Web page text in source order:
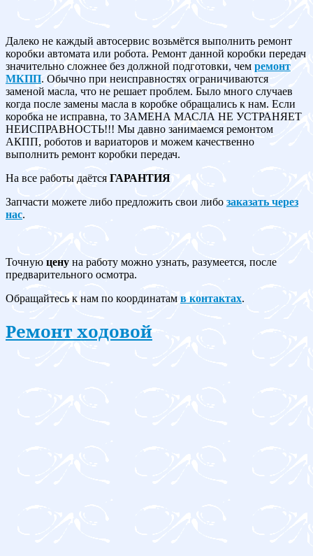
Далеко не каждый автосервис возьмётся выполнить ремонт
коробки автомата или робота. Ремонт данной коробки передач
значительно сложнее без должной подготовки, чем ремонт
МКПП. Обычно при неисправностях ограничиваются
заменой масла, что не решает проблем. Было много случаев
когда после замены масла в коробке обращались к нам. Если
коробка не исправна, то ЗАМЕНА МАСЛА НЕ УСТРАНЯЕТ
НЕИСПРАВНОСТЬ!!! Мы давно занимаемся ремонтом
АКПП, роботов и вариаторов и можем качественно
выполнить ремонт коробки передач.
На все работы даётсяГАРАНТИЯ
Запчасти можете либо предложить свои либо заказать через
нас.
Точную цену на работу можно узнать, разумеется, после
предварительного осмотра.
Обращайтесь к нам по координатам в контактах.
Ремонт ходовой